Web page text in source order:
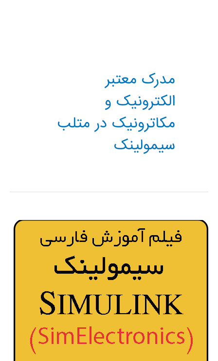
مدرک معتبر
الکترونیک و
مکاترونیک در متلب
سیمولینک